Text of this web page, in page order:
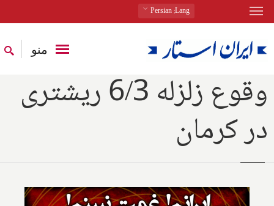
Lang
: Persian
منو
وقوع زلزله 6/3 ریشتری
در کرمان